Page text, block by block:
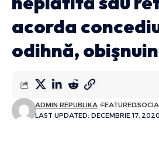
acorda
odihnă,
LAST UPDATED: DECEMBRIE 17,
ADMIN REPUBLIKA FEATURED